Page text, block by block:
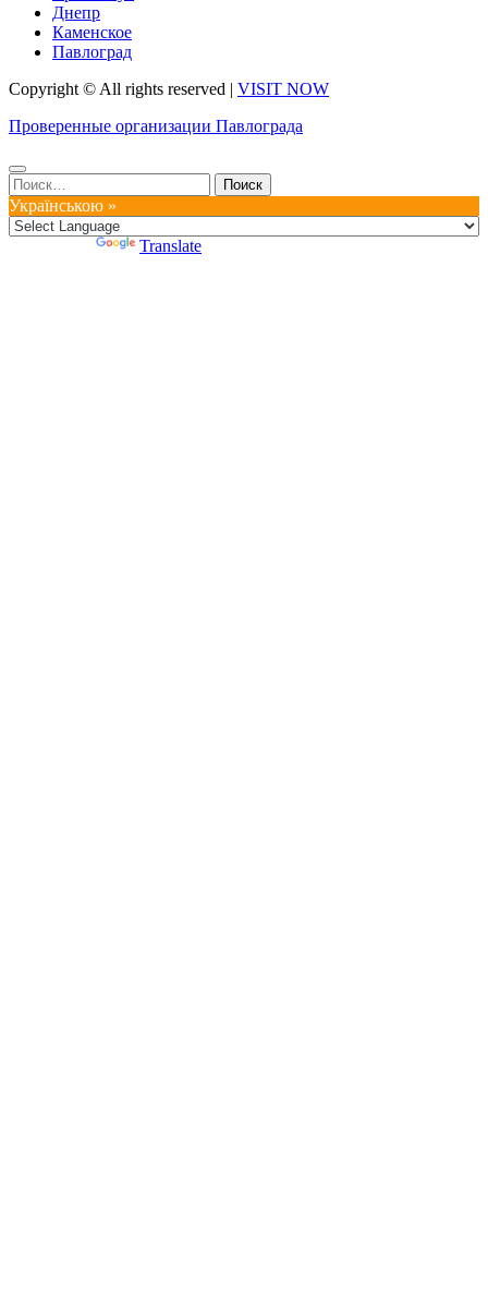
Днепр
Каменское
Павлоград
Copyright © All rights reserved | VISIT NOW
Проверенные организации Павлограда
Найти:
Українською »
Translate